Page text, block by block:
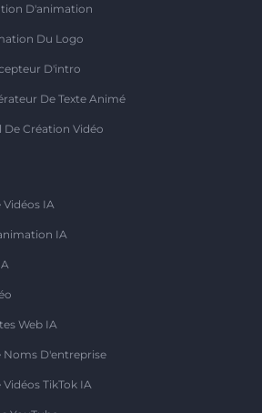
D'animation
Du Logo
D'intro
De Texte Animé
De Création Vidéo
IA
IA
Web IA
Noms D'entreprise
TikTok IA